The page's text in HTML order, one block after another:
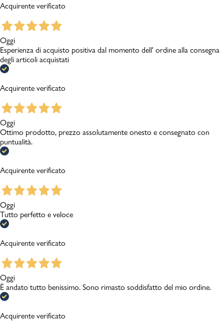
Acquirente verificato
Oggi
Esperienza di acquisto positiva dal momento dell' ordine alla consegna
degli articoli acquistati
Acquirente verificato
Oggi
Ottimo prodotto, prezzo assolutamente onesto e consegnato con
puntualità.
Acquirente verificato
Oggi
Tutto perfetto e veloce
Acquirente verificato
Oggi
È andato tutto benissimo. Sono rimasto soddisfatto del mio ordine.
Acquirente verificato